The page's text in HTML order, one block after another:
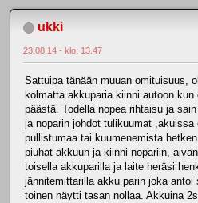
ukki
23.08.14 - klo: 13.47
Sattuipa tänään muuan omituisuus,
kolmatta akkuparia kiinni autoon
päästä. Todella nopea rihtaisu ja
ja noparin johdot tulikuumat
pullistumaa tai
piuhat akkuun ja kiinni nopariin,
toisella akkuparilla ja laite heräsi
jännitemittarilla akku parin joka
toinen näytti tasan nollaa. Akkuina